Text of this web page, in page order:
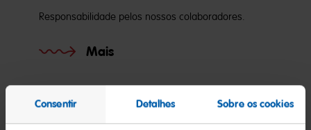
Consentir Detalhes Sobre os cookies
Responsabilidade pelos nossos colaboradores.
Mais